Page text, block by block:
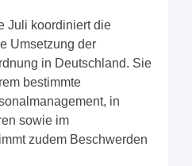
Juli koordiniert die
Umsetzung der
in Deutschland. Sie
bestimmte
in
sowie im
zudem Beschwerden